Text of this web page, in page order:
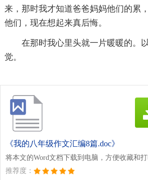
来，那时我才知道爸爸妈妈他们的累
他们，现在想起来真后悔。
在那时我心里头就一片暖暖的。
觉。
《我的八年级作文汇编8篇.doc》
将本文的Word文档下载到电脑，方便收藏和
推荐度：